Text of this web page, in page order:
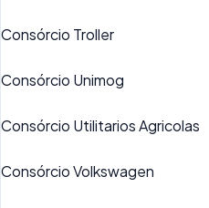
Consórcio Troller
Consórcio Unimog
Consórcio Utilitarios Agricolas
Consórcio Volkswagen